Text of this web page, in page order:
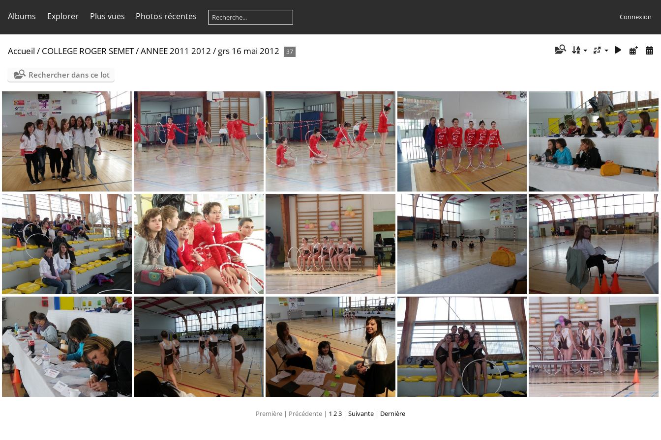
Albums Explorer Plus vues Photos récentes Connexion
Accueil / COLLEGE ROGER SEMET/ANNEE 2011 2012 / grs 16 mai 2012 37
Rechercher dans ce lot
IMGP1931 IMGP1932 IMGP1933 IMGP1934 IMGP1935
IMGP1937 IMGP1938 IMGP1939 IMGP1940 IMGP1942
Première | Précédente | 1 23 | Suivante | Dernière